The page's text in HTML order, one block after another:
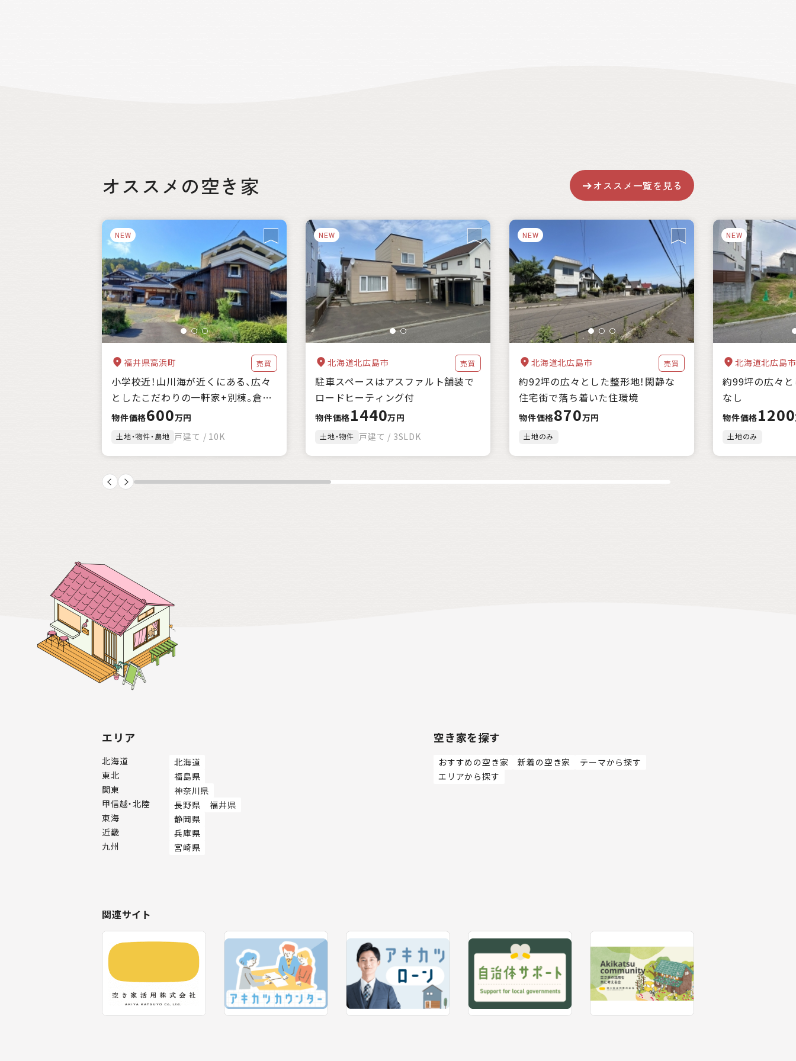
絞り込み
都道府県
自治体の特徴 海に近い 森林が豊か 暖かい地域 涼しい地域 交通が便利
都市近郊
支援制度
家賃補助 住宅購入補助 リフォーム補助 移住補助
起業補助
キーワード
件 クリア 絞込み検索
オススメの空き家
NEW
福井県高浜町 売買
小学校近！山川海が近くにある、広々
としたこだわりの一軒家+別棟。倉
庫、農地付。
物件価格600万円
土地・物件・農地 戸建て / 10K
NEW
北海道北広島市 売買
駐車スペースはアスファルト舗装で
ロードヒーティング付
物件価格1440万円
土地・物件 戸建て / 3SLDK
NEW
北海道北広島市 売買
約92坪の広々とした整形地！閑静な
住宅街で落ち着いた住環境
物件価格870万円
土地のみ
NEW
北海道北広島市
約99坪の広々と
なし
物件価格1200
土地のみ
オススメ一覧を見る
エリア
北海道
北海道
東北
福島県
関東
神奈川県
甲信越・北陸
長野県
福井県
東海
静岡県
近畿
兵庫県
九州
宮崎県
空き家を探す
おすすめの空き家 新着の空き家
テーマから探す
エリアから探す
関連サイト